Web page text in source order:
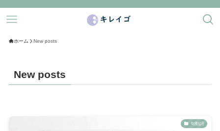
ホーム New posts
New posts
句動詞